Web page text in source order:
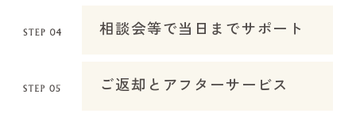
相談会等で当日までサポート
ご返却とアフターサービス